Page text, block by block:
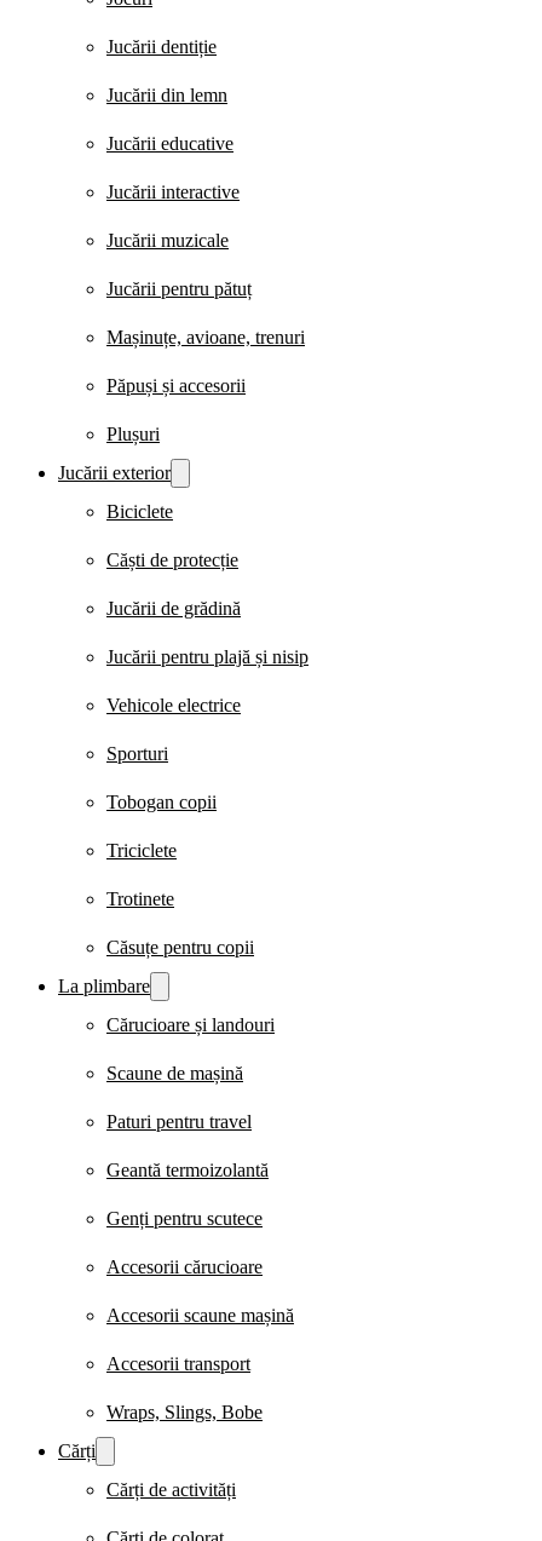
Jucării dentiție
Jucării din lemn
Jucării educative
Jucării interactive
Jucării muzicale
Jucării pentru pătuț
Mașinuțe, avioane, trenuri
Păpuși și accesorii
Plușuri
Jucării exterior
Biciclete
Căști de protecție
Jucării de grădină
Jucării pentru plajă și nisip
Vehicole electrice
Sporturi
Tobogan copii
Triciclete
Trotinete
Căsuțe pentru copii
La plimbare
Cărucioare și landouri
Scaune de mașină
Paturi pentru travel
Geantă termoizolantă
Genți pentru scutece
Accesorii cărucioare
Accesorii scaune mașină
Accesorii transport
Wraps, Slings, Bobe
Cărți
Cărți de activități